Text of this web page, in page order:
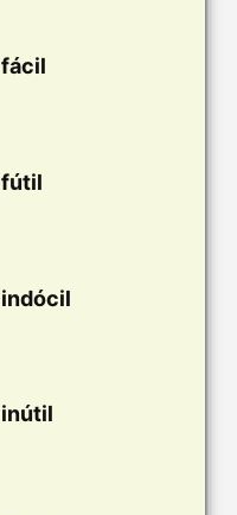
fácil
fútil
indócil
inútil